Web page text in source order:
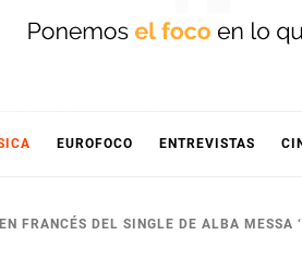
EUROFOCO ENTREVISTAS
FRANCÉS DEL SINGLE DE ALBA MESSA